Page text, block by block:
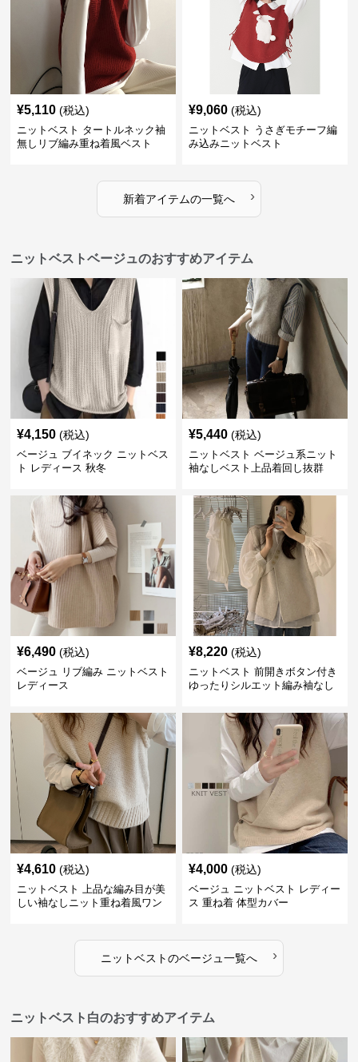
¥5,110 (税込)
ニットベスト タートルネック袖
無しリブ編み重ね着風ベスト
¥9,060 (税込)
ニットベスト うさぎモチーフ編
み込みニットベスト
新着アイテムの一覧へ ›
ニットベストベージュのおすすめアイテム
¥4,150 (税込)
ベージュ ブイネック ニットベス
ト レディース 秋冬
¥5,440 (税込)
ニットベスト ベージュ系ニット
袖なしベスト上品着回し抜群
¥6,490 (税込)
ベージュ リブ編み ニットベスト
レディース
¥8,220 (税込)
ニットベスト 前開きボタン付き
ゆったりシルエット編み袖なし
¥4,610 (税込)
ニットベスト 上品な編み目が美
しい袖なしニット重ね着風ワン
¥4,000 (税込)
ベージュ ニットベスト レディー
ス 重ね着 体型カバー
ニットベストのベージュ 一覧へ ›
ニットベスト白のおすすめアイテム